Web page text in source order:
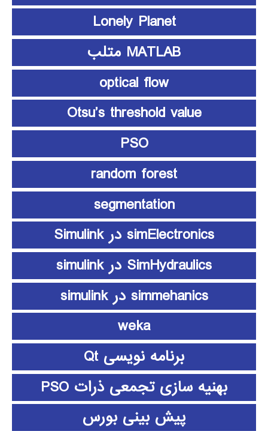
Lonely Planet
MATLAB متلب
optical flow
Otsu’s threshold value
PSO
random forest
segmentation
simElectronics در Simulink
SimHydraulics در simulink
simmehanics در simulink
weka
برنامه نویسی Qt
بهنیه سازی تجمعی ذرات PSO
پیش بینی بورس